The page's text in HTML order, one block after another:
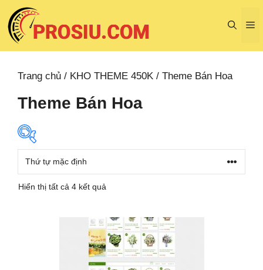
Chuyển
đến
nội
dung
Trang chủ / KHO THEME 450K / Theme Bán Hoa
Theme Bán Hoa
Hiển thị tất cả 4 kết quả